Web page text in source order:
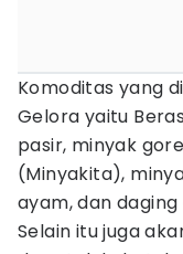
Komoditas yang
Gelora yaitu
pasir, minyak
(Minyakita),
ayam, dan daging
Selain itu juga